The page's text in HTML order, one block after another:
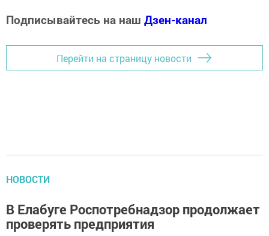
Подписывайтесь на наш Дзен-канал
Перейти на страницу новости
НОВОСТИ
В Елабуге Роспотребнадзор продолжает
проверять предприятия